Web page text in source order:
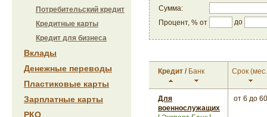
Потребительский кредит
Кредитные карты
Кредит для бизнеса
Вклады
Денежные переводы
Пластиковые карты
Зарплатные карты
РКО
Сумма:
Процент, % от
до
Кредит / Банк Срок
Для
военнослужащих
от 6 до 60